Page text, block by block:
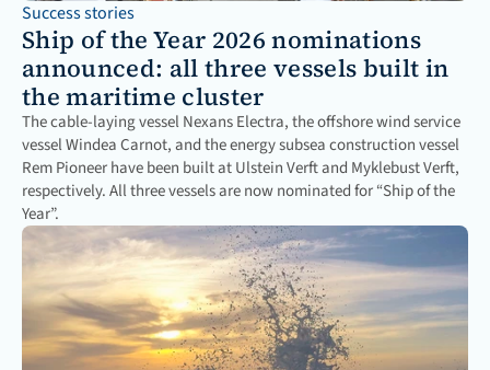
Success stories
Ship of the Year 2026 nominations
announced: all three vessels built in
the maritime cluster
The cable-laying vessel Nexans Electra, the offshore wind service
vessel Windea Carnot, and the energy subsea construction vessel
Rem Pioneer have been built at Ulstein Verft and Myklebust Verft,
respectively. All three vessels are now nominated for “Ship of the
Year”.